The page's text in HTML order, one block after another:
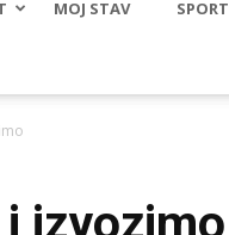
MOJ STAV SPORT
izvozimo